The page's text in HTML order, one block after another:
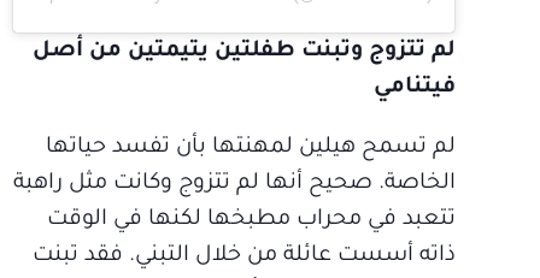
لم تتزوج وتبنت طفلتين يتيمتين من أصل
فيتنامي
لم تسمح هيلين لمهنتها بأن تفسد حياتها
الخاصة. صحيح أنها لم تتزوج وكانت مثل راهبة
تتعبد في محراب مطبخها لكنها في الوقت
ذاته أسست عائلة من خلال التبني. فقد تبنت